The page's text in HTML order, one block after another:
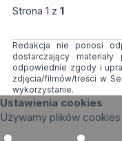
Strona 1 z 1
Redakcja nie ponosi
dostarczający
odpowiednie zgody i
zdjęcia/filmów/treści w
wykorzystanie.
Ustawienia cookies
Używamy plików